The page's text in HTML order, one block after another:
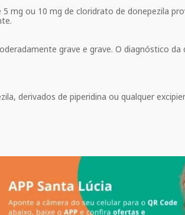
mg ou 10 mg de cloridrato de donepezila
grave e grave. O diagnóstico da
derivados de piperidina ou qualquer